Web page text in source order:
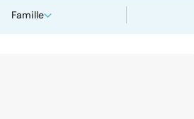
Famille